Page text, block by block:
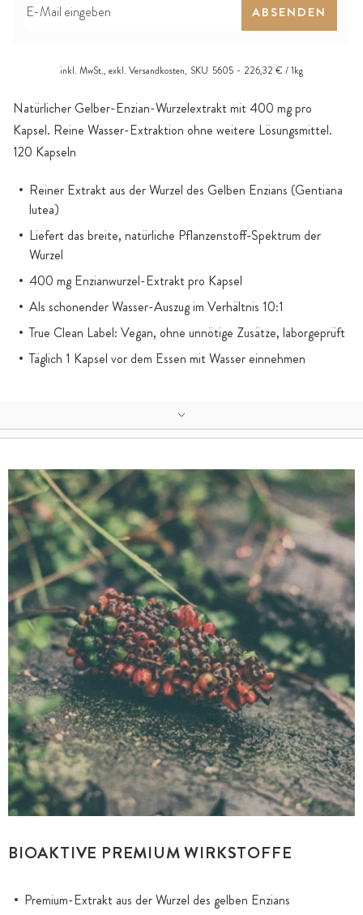
Natürlicher Gelber-Enzian-Wurzelextrakt mit 400 mg pro
Kapsel. Reine Wasser-Extraktion ohne weitere Lösungsmittel.
120 Kapseln
Reiner Extrakt aus der Wurzel des Gelben Enzians (Gentiana
lutea)
Liefert das breite, natürliche Pflanzenstoff-Spektrum der
Wurzel
400 mg Enzianwurzel-Extrakt pro Kapsel
Als schonender Wasser-Auszug im Verhältnis 10:1
True Clean Label: Vegan, ohne unnötige Zusätze, laborgeprüft
Täglich 1 Kapsel vor dem Essen mit Wasser einnehmen
ABSENDEN
inkl. MwSt., exkl. Versandkosten, SKU 5605 226,32 € / 1kg
BIOAKTIVE PREMIUM WIRKSTOFFE
Premium-Extrakt aus der Wurzel des gelben Enzians